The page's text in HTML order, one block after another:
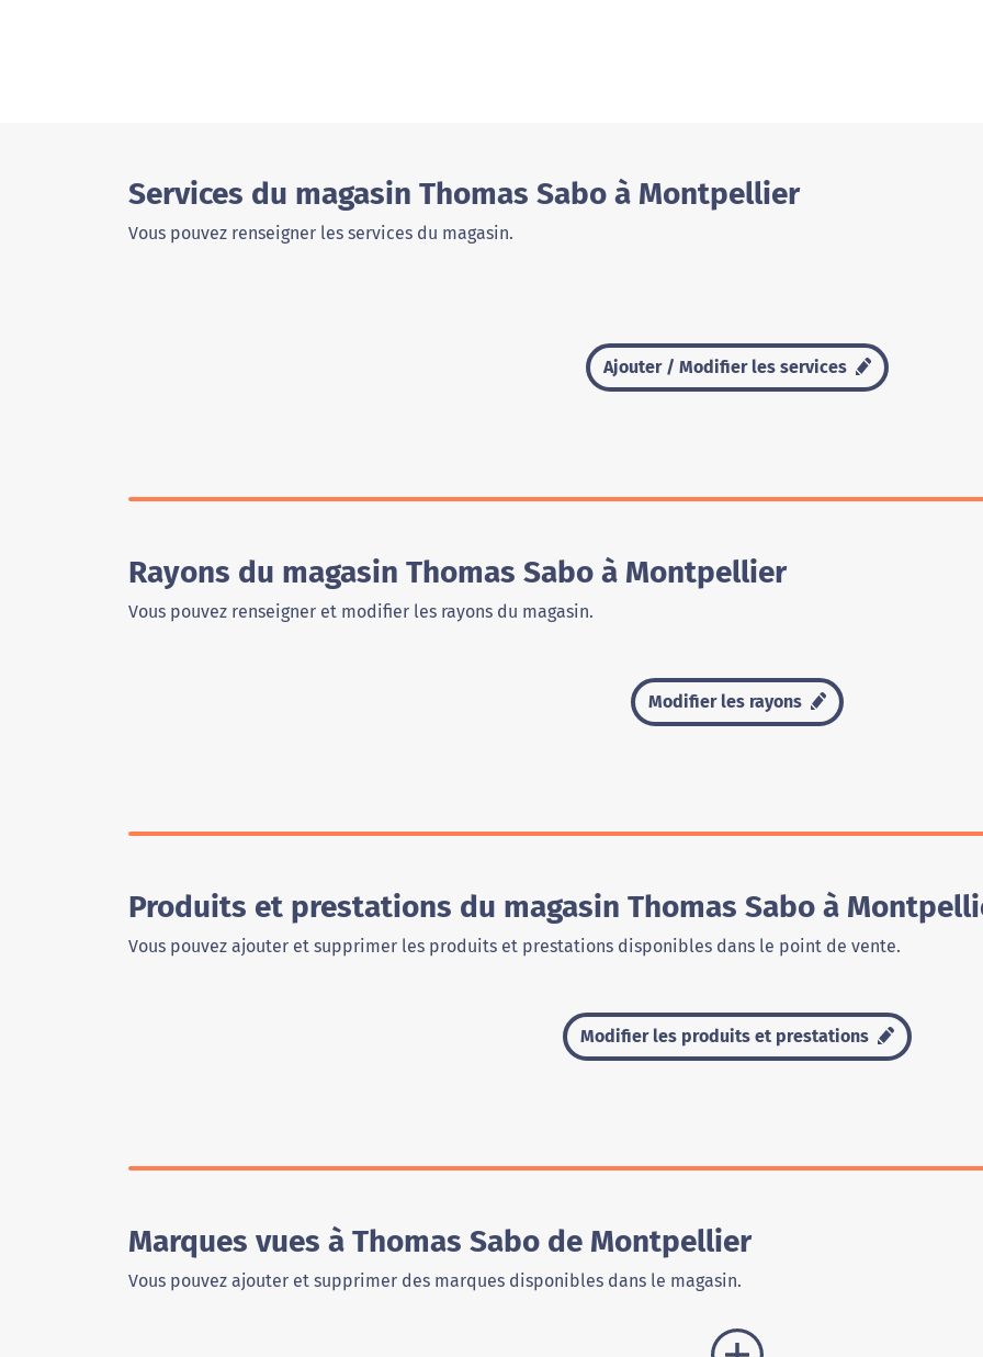
Services du magasin Thomas Sabo à Montpellier
Vous pouvez renseigner les services du magasin.
Ajouter / Modifier les services
Rayons du magasin Thomas Sabo à Montpellier
Vous pouvez renseigner et modifier les rayons du magasin.
Modifier les rayons
Produits et prestations du magasin Thomas Sabo à
Vous pouvez ajouter et supprimer les produits et prestations disponibles dans le point de vente.
Modifier les produits et prestations
Marques vues à Thomas Sabo de Montpellier
Vous pouvez ajouter et supprimer des marques disponibles dans le magasin.